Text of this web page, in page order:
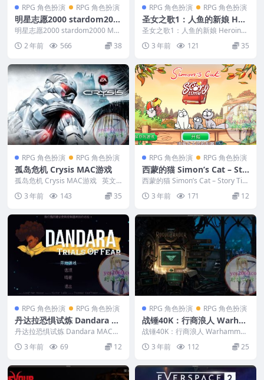
RPG 角色扮演 RPG 角色扮演
明星志愿2000 stardom200
0 MAC游戏 苹果电脑游戏 适
配系统14 15
明星志愿2000 stardom2000 MA
C游戏 苹果电脑游戏 适配系统14...
2 年前 566 38
RPG 角色扮演 RPG 角色扮演
圣女之歌1：人鱼的新娘 Her
oine Anthem MAC游戏
圣女之歌1：人鱼的新娘 Heroine
3 年前 121 35
RPG 角色扮演 RPG 角色扮演
孤岛危机 Crysis MAC游戏
孤岛危机 Crysis MAC游戏 英文
3 年前 143 35
RPG 角色扮演 RPG 角色扮演
西蒙的猫 Simon’s Cat – Sto
ry Time MAC游戏
西蒙的猫 Simon’s Cat – Story Ti
3 年前 171 12
RPG 角色扮演 RPG 角色扮演
丹达拉恐惧试炼 Dandara M
AC游戏
丹达拉恐惧试炼 Dandara MAC游
3 年前 69 12
RPG 角色扮演 RPG 角色扮演
战锤40K：行商浪人 Warha
mmer 40,000 Rogue Trade
r MAC游戏
战锤40K：行商浪人 Warhammer
3 年前 112 25